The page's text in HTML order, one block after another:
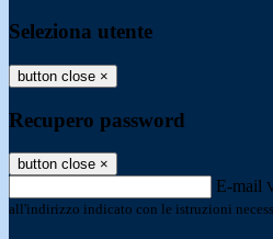
Seleziona utente
button close ×
Recupero password
button close ×
E-mail
all'indirizzo indicato con le istruzioni